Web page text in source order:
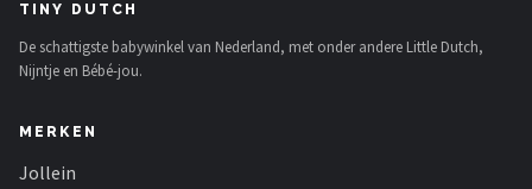
TINY DUTCH
De schattigste babywinkel van Nederland, met onder andere Little Dutch,
Nijntje en Bébé-jou.
MERKEN
Jollein